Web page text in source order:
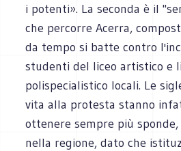
i potenti». La seconda è il
che percorre Acerra,
da tempo si batte contro
studenti del liceo artistico e
polispecialistico locali. Le
vita alla protesta stanno
ottenere sempre più sponde,
nella regione, dato che